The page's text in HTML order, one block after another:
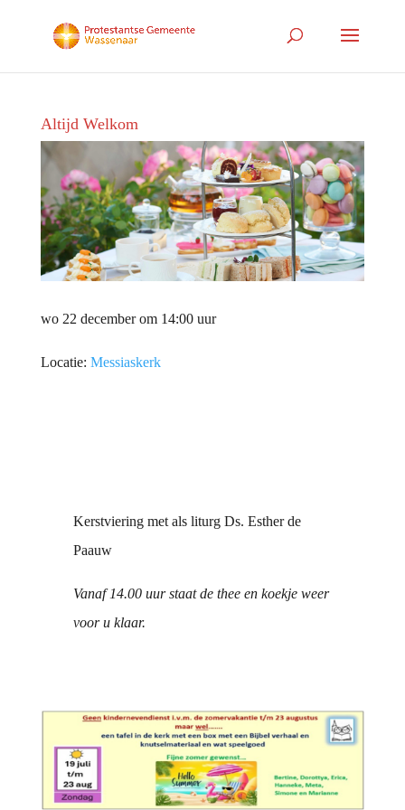
Altijd Welkom
wo 22 december om 14:00 uur
Locatie: Messiaskerk
Kerstviering met als liturg Ds. Esther de
Paauw
Vanaf 14.00 uur staat de thee en koekje weer
voor u klaar.